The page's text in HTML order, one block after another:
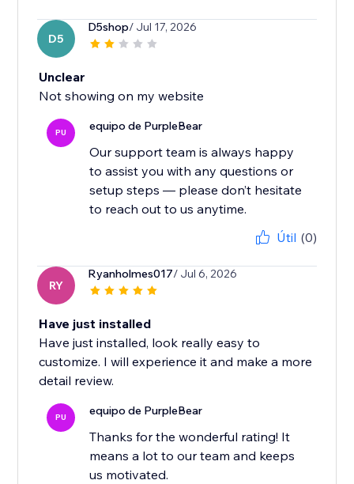
D5
D5shop/ Jul 17, 2026
Unclear
Not showing on my website
PU equipo de PurpleBear
Our support team is always happy
to assist you with any questions or
setup steps — please don’t hesitate
to reach out to us anytime.
Útil (0)
RY
Ryanholmes017/ Jul 6, 2026
Have just installed
Have just installed, look really easy to
customize. I will experience it and make a more
detail review.
PU equipo de PurpleBear
Thanks for the wonderful rating! It
means a lot to our team and keeps
us motivated.